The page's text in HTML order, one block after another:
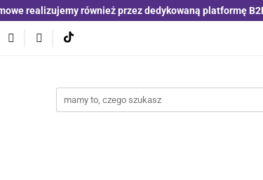
realizujemy również przez dedykowaną platformę
i detektory Switche | Ethernet Anteny